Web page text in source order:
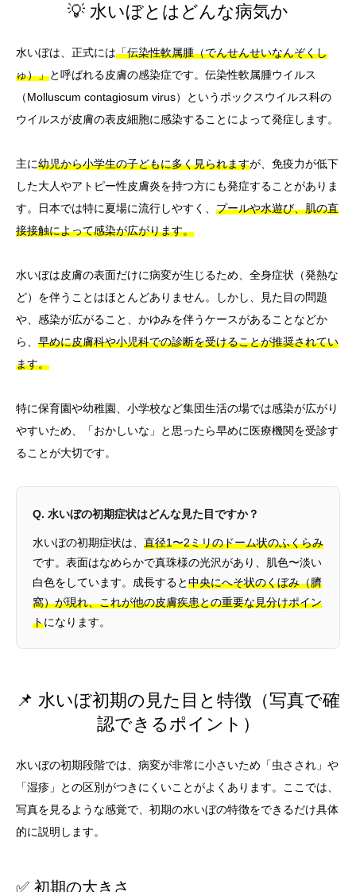
💡 水いぼとはどんな病気か
水いぼは、正式には「伝染性軟属腫（でんせんせいなんぞくし
ゅ）」と呼ばれる皮膚の感染症です。伝染性軟属腫ウイルス
（Molluscum contagiosum virus）というポックスウイルス科の
ウイルスが皮膚の表皮細胞に感染することによって発症します。
主に幼児から小学生の子どもに多く見られますが、免疫力が低下
した大人やアトピー性皮膚炎を持つ方にも発症することがありま
す。日本では特に夏場に流行しやすく、 プールや水遊び、肌の直
接接触によって感染が広がります。
水いぼは皮膚の表面だけに病変が生じるため、全身症状（発熱な
ど）を伴うことはほとんどありません。しかし、見た目の問題
や、感染が広がること、かゆみを伴うケースがあることなどか
ら、 早めに皮膚科や小児科での診断を受けることが推奨されてい
ます。
特に保育園や幼稚園、小学校など集団生活の場では感染が広がり
やすいため、「おかしいな」と思ったら早めに医療機関を受診す
ることが大切です。
Q. 水いぼの初期症状はどんな見た目ですか？
水いぼの初期症状は、 直径1〜2ミリのドーム状のふくらみ
です。表面はなめらかで真珠様の光沢があり、肌色〜淡い
白色をしています。成長すると中央にへそ状のくぼみ（臍
窩）が現れ、これが他の皮膚疾患との重要な見分けポイン
トになります。
📌 水いぼ初期の見た目と特徴（写真で確
認できるポイント）
水いぼの初期段階では、病変が非常に小さいため「虫さされ」や
「湿疹」との区別がつきにくいことがよくあります。ここでは、
写真を見るような感覚で、初期の水いぼの特徴をできるだけ具体
的に説明します。
✅ 初期の大きさ